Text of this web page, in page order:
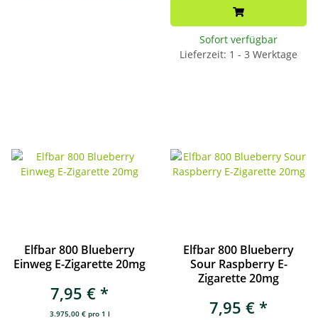
Sofort verfügbar
Lieferzeit: 1 - 3 Werktage
Elfbar 800 Blueberry
Einweg E-Zigarette 20mg
7,95 € *
3.975,00 € pro 1 l
Elfbar 800 Blueberry
Sour Raspberry E-
Zigarette 20mg
7,95 € *